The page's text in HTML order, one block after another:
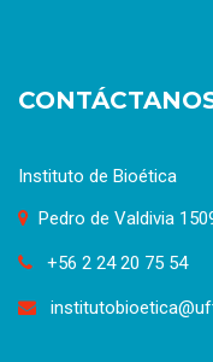
Instituto de Bioética
Pedro de Valdivia
+56 2 24 20 75 54